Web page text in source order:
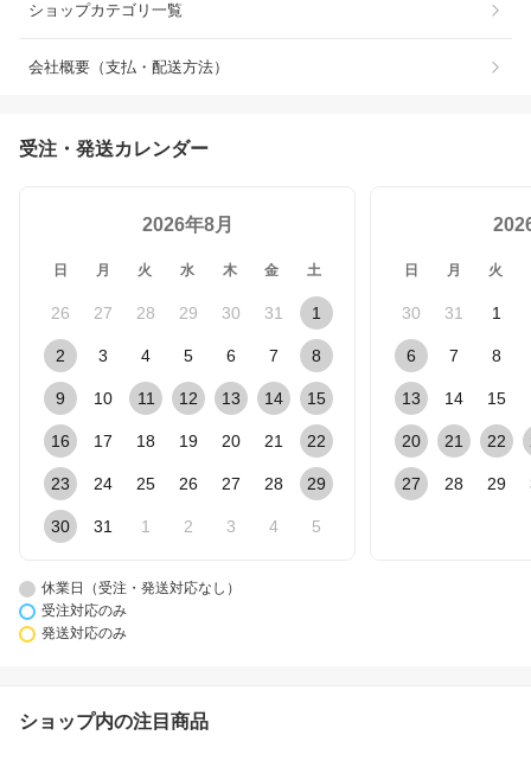
ショップカテゴリ一覧
会社概要（支払・配送方法）
受注・発送カレンダー
2026年8月
日 月 火 水 木 金 土
26 27 28 29 30 31 1
2 3 4 5 6 7 8
9 10 11 12 13 14 15
16 17 18 19 20 21 22
23 24 25 26 27 28 29
30 31 1 2 3 4 5
日 月 火
30 31 1
6 7 8
13 14 15
20 21 22
27 28 29
休業日（受注・発送対応なし）
受注対応のみ
発送対応のみ
ショップ内の注目商品